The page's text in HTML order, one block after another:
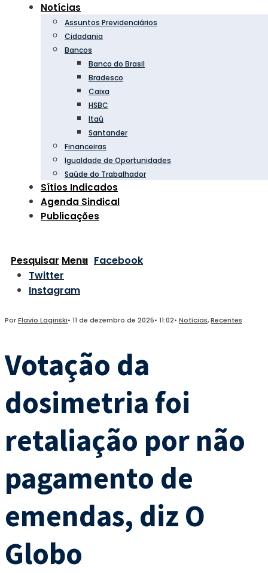
Notícias
Assuntos Previdenciários
Cidadania
Bancos
Banco do Brasil
Bradesco
Caixa
HSBC
Itaú
Santander
Financeiras
Igualdade de Oportunidades
Saúde do Trabalhador
Sítios Indicados
Agenda Sindical
Publicações
Pesquisar Menu Facebook
Twitter
Instagram
PorFlavio Laginski• 11 de dezembro de 2025• 11:02• Notícias,Recentes
Votação da
dosimetria foi
retaliação por não
pagamento de
emendas, diz O
Globo